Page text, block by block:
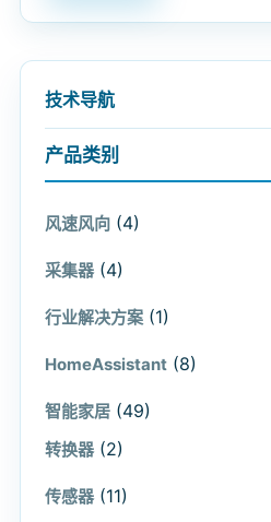
技术导航
产品类别
风速风向 (4)
采集器 (4)
行业解决方案 (1)
HomeAssistant (8)
智能家居 (49)
转换器 (2)
传感器 (11)